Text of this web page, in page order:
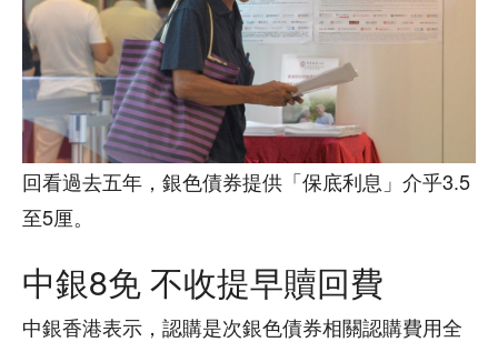
回看過去五年，銀色債券提供「保底利息」介乎3.5
至5厘。
中銀8免 不收提早贖回費
中銀香港表示，認購是次銀色債券相關認購費用全